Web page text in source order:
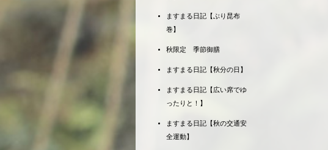
ますまる日記【ぶり昆布
巻】
秋限定 季節御膳
ますまる日記【秋分の日】
ますまる日記【広い席でゆ
ったりと！】
ますまる日記【秋の交通安
全運動】